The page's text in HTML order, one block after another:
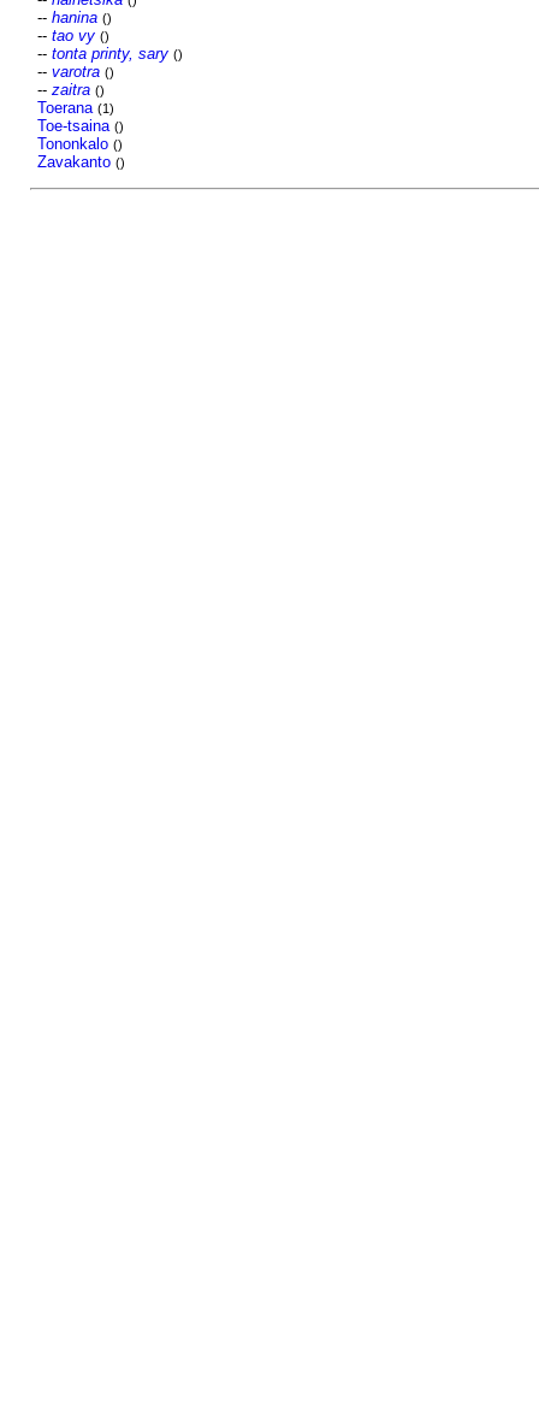
-- hanina ()
-- tao vy ()
-- tonta printy, sary ()
-- varotra ()
-- zaitra ()
Toerana (1)
Toe-tsaina ()
Tononkalo ()
Zavakanto ()